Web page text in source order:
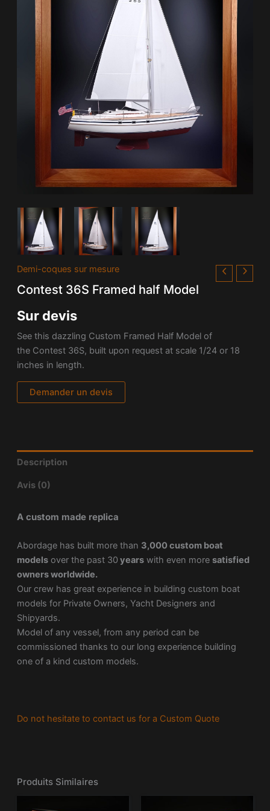
Demi-coques sur mesure
Contest 36S Framed half Model
Sur devis
See this dazzling Custom Framed Half Model of
the Contest 36S, built upon request at scale 1/24 or 18
inches in length.
Demander un devis
Description
Avis (0)
A custom made replica
Abordage has built more than 3,000 custom boat
modelsover the past 30 yearswith even more satisfied
owners worldwide.
Our crew has great experience in building custom boat
models for Private Owners, Yacht Designers and
Shipyards.
Model of any vessel, from any period can be
commissioned thanks to our long experience building
one of a kind custom models.
Do not hesitate to contact us for a Custom Quote
Produits Similaires